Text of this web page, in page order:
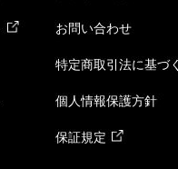
お問い合わせ
特定商取引法に基づ
個人情報保護方針
保証規定